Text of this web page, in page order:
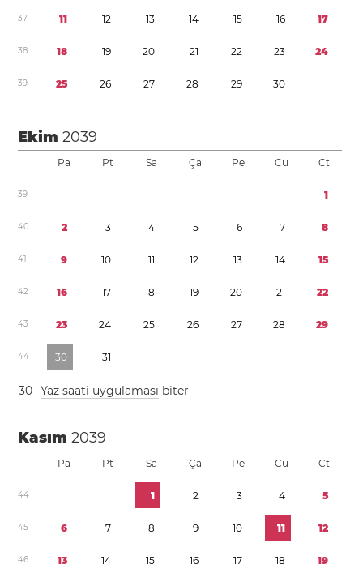
37 11 12 13 14 15 16 17
38 18 19 20 21 22 23 24
39 25 26 27 28 29 30
Ekim2039
Pa Pt Sa Ça Pe Cu Ct
39 1
40 2 3 4 5 6 7 8
41 9 10 11 12 13 14 15
42 16 17 18 19 20 21 22
43 23 24 25 26 27 28 29
44 30 31
30 Yaz saati uygulaması biter
Kasım2039
Pa Pt Sa Ça Pe Cu Ct
44 1 2 3 4 5
45 6 7 8 9 10 11 12
46 13 14 15 16 17 18 19